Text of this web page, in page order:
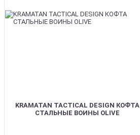
KRAMATAN TACTICAL DESIGN КОФТА
СТАЛЬНЫЕ ВОИНЫ OLIVE